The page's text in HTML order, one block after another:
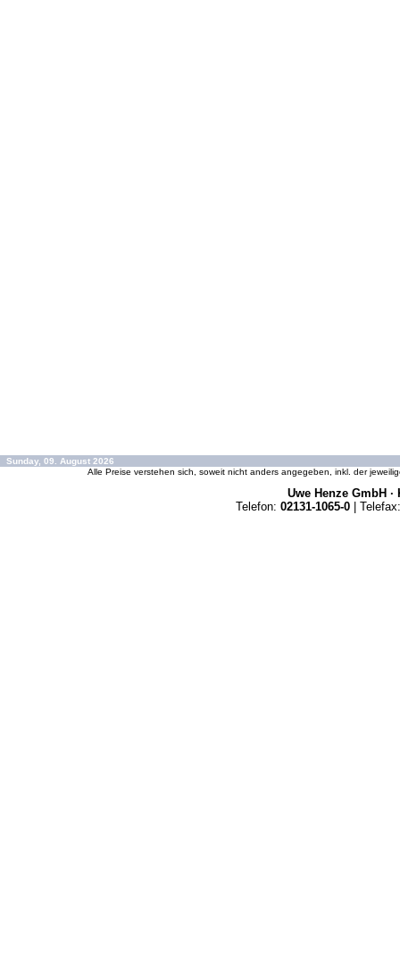
Sunday, 09. August 2026
Alle Preise verstehen sich, soweit nicht anders angegeben, inkl. der
Uwe Henze GmbH ·
Telefon: 02131-1065-0 | Telefax: